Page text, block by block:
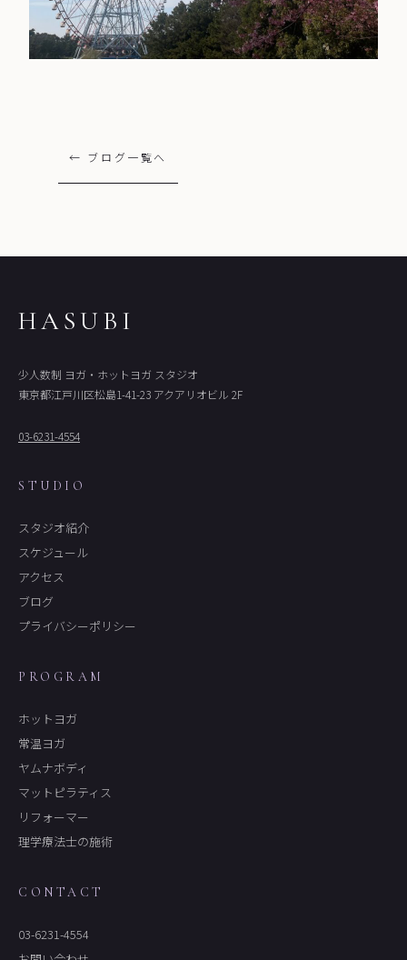
← ブログ一覧へ
HASUBI
少人数制 ヨガ・ホットヨガ スタジオ
東京都江戸川区松島1-41-23 アクアリオビル 2F
03-6231-4554
STUDIO
スタジオ紹介
スケジュール
アクセス
ブログ
プライバシーポリシー
PROGRAM
ホットヨガ
常温ヨガ
ヤムナボディ
マットピラティス
リフォーマー
理学療法士の施術
CONTACT
03-6231-4554